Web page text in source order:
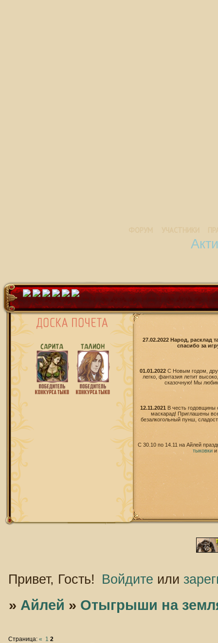
27.02.2022 Народ, расклад
спасибо за
01.01.2022 С Новым годом,
легко, фантазия летит
сказочную! Мы
12.11.2021
В честь годовщины
маскарад! Приглашены
безалкогольный пунш,
С 30.10 по 14.11 на Айлей
тыковкии
Привет, Гость! Войдите или
» Айлей » Отыгрыши на
Страница:« 1 2